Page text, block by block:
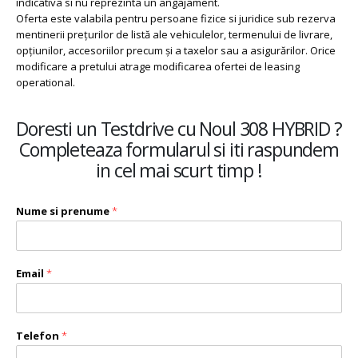
Oferta este valabila pentru persoane fizice si juridice sub rezerva
mentinerii preţurilor de listă ale vehiculelor, termenului de livrare,
opţiunilor, accesoriilor precum şi a taxelor sau a asigurărilor. Orice
modificare a pretului atrage modificarea ofertei de leasing
operational.
Doresti un Testdrive cu Noul 308 HYBRID ?
Completeaza formularul si iti raspundem
in cel mai scurt timp !
Nume si prenume*
Email *
Telefon *